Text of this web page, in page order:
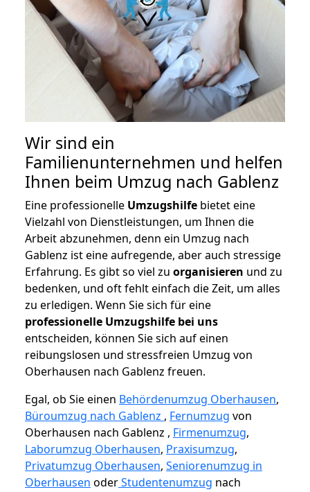
Wir sind ein
Familienunternehmen und helfen
Ihnen beim Umzug nach Gablenz
Eine professionelle Umzugshilfe bietet eine
Vielzahl von Dienstleistungen, um Ihnen die
Arbeit abzunehmen, denn ein Umzug nach
Gablenz ist eine aufregende, aber auch stressige
Erfahrung. Es gibt so viel zu organisieren und zu
bedenken, und oft fehlt einfach die Zeit, um alles
zu erledigen. Wenn Sie sich für eine
professionelle Umzugshilfe bei uns
entscheiden, können Sie sich auf einen
reibungslosen und stressfreien Umzug von
Oberhausen nach Gablenz freuen.
Egal, ob Sie einen Behördenumzug Oberhausen,
Büroumzug nach Gablenz , Fernumzug von
Oberhausen nach Gablenz , Firmenumzug,
Laborumzug Oberhausen, Praxisumzug,
Privatumzug Oberhausen, Seniorenumzug in
Oberhausen oderStudentenumzug nach